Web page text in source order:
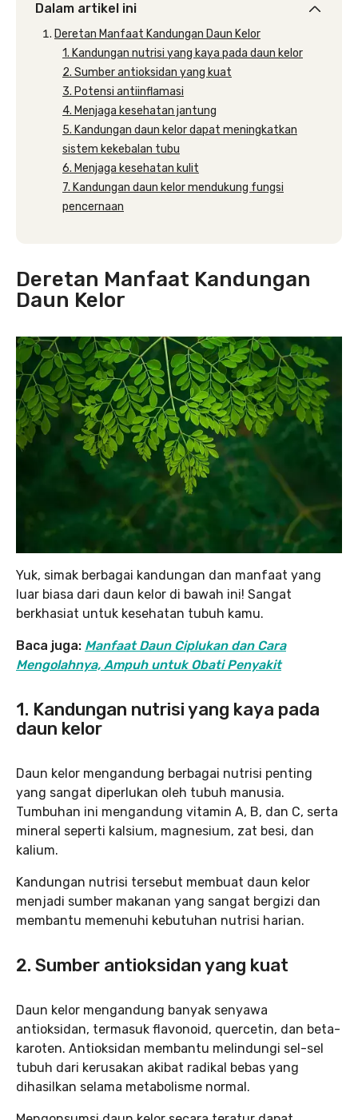
Dalam artikel ini
Deretan Manfaat Kandungan Daun Kelor
1. Kandungan nutrisi yang kaya pada daun kelor
2. Sumber antioksidan yang kuat
3. Potensi antiinflamasi
4. Menjaga kesehatan jantung
5. Kandungan daun kelor dapat meningkatkan
sistem kekebalan tubu
6. Menjaga kesehatan kulit
7. Kandungan daun kelor mendukung fungsi
pencernaan
Deretan Manfaat Kandungan
Daun Kelor
Yuk, simak berbagai kandungan dan manfaat yang
luar biasa dari daun kelor di bawah ini! Sangat
berkhasiat untuk kesehatan tubuh kamu.
Baca juga: Manfaat Daun Ciplukan dan Cara
Mengolahnya, Ampuh untuk Obati Penyakit
1. Kandungan nutrisi yang kaya pada
daun kelor
Daun kelor mengandung berbagai nutrisi penting
yang sangat diperlukan oleh tubuh manusia.
Tumbuhan ini mengandung vitamin A, B, dan C, serta
mineral seperti kalsium, magnesium, zat besi, dan
kalium.
Kandungan nutrisi tersebut membuat daun kelor
menjadi sumber makanan yang sangat bergizi dan
membantu memenuhi kebutuhan nutrisi harian.
2. Sumber antioksidan yang kuat
Daun kelor mengandung banyak senyawa
antioksidan, termasuk flavonoid, quercetin, dan beta-
karoten. Antioksidan membantu melindungi sel-sel
tubuh dari kerusakan akibat radikal bebas yang
dihasilkan selama metabolisme normal.